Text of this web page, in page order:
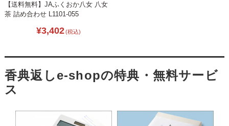
【送料無料】JAふくおか八女 八女
茶 詰め合わせ L1101-055
¥3,402(税込)
香典返しe-shopの特典・無料サービ
ス